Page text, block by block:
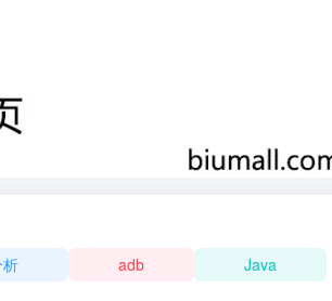
adb Java